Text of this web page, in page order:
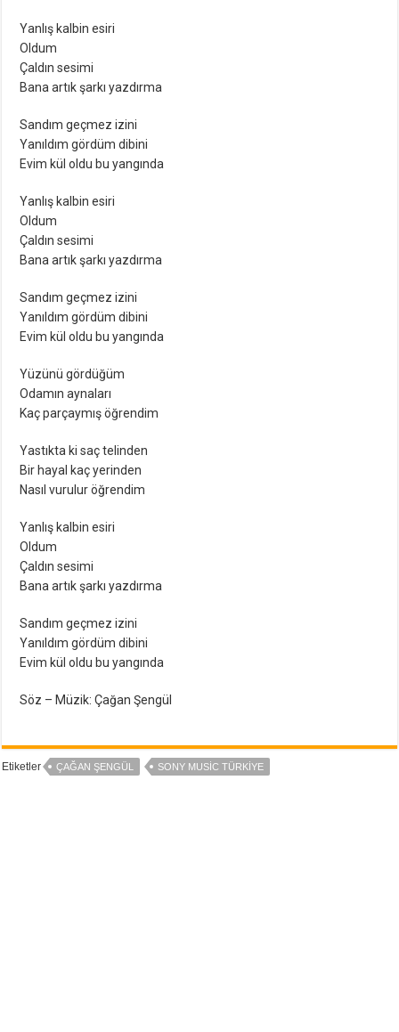
Yanlış kalbin esiri
Oldum
Çaldın sesimi
Bana artık şarkı yazdırma
Sandım geçmez izini
Yanıldım gördüm dibini
Evim kül oldu bu yangında
Yanlış kalbin esiri
Oldum
Çaldın sesimi
Bana artık şarkı yazdırma
Sandım geçmez izini
Yanıldım gördüm dibini
Evim kül oldu bu yangında
Yüzünü gördüğüm
Odamın aynaları
Kaç parçaymış öğrendim
Yastıkta ki saç telinden
Bir hayal kaç yerinden
Nasıl vurulur öğrendim
Yanlış kalbin esiri
Oldum
Çaldın sesimi
Bana artık şarkı yazdırma
Sandım geçmez izini
Yanıldım gördüm dibini
Evim kül oldu bu yangında
Söz – Müzik: Çağan Şengül
Etiketler ÇAĞAN ŞENGÜL SONY MUSIC TÜRKIYE